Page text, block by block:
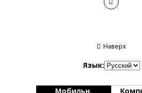
Наверх
Язык:
Мобильн.